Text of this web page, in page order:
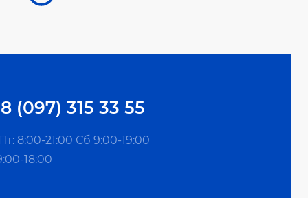
(097) 315 33 55
8:00-21:00 Сб 9:00-19:00
18:00